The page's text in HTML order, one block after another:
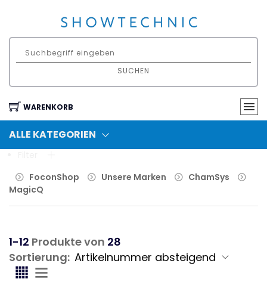
SUCHEN
WARENKORB
ALLE KATEGORIEN
FoconShop
Unsere Marken
ChamSys
MagicQ
1-12 Produkte von 28
Sortierung: